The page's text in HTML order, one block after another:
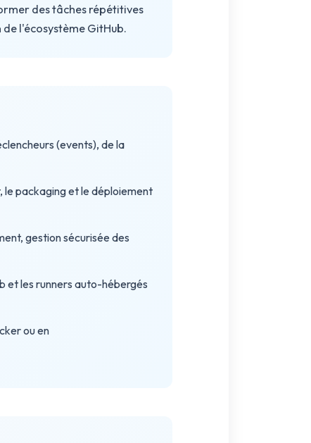
des tâches répétitives
l'écosystème GitHub.
(events), de la
le packaging et le déploiement
gestion sécurisée des
et les runners auto-hébergés
ou en